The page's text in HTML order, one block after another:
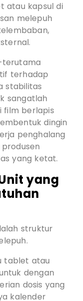
atau kapsul di
melepuh
terhadap
stabilitas
sangatlah
film berlapis
dingin
penghalang
yang ketat.
yang
struktur
tablet atau
dengan
dosis yang
kalender